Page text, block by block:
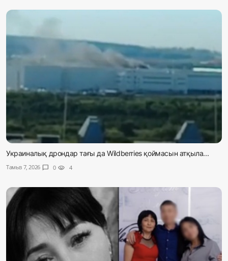
Украиналық дрондар тағы да Wildberries қоймасын атқыла...
Тамыз 7, 2026 chat_bubble 0 visibility 4